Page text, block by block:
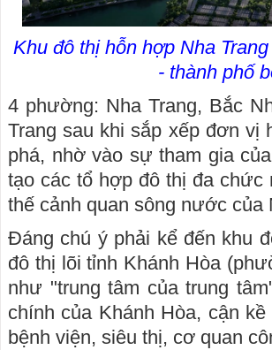
Khu đô thị hỗn hợp Nha
- thành phố
4 phường: Nha Trang, Bắc
Trang sau khi sắp xếp đơn
phá, nhờ vào sự tham gia
tạo các tổ hợp đô thị đa
thế cảnh quan sông nước của
Đáng chú ý phải kể đến khu
đô thị lõi tỉnh Khánh Hòa
như "trung tâm của trung
chính của Khánh Hòa, cận
bệnh viện, siêu thị, cơ quan